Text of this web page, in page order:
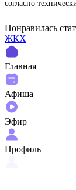
согласно
Понравилась
ЖКХ
Главная
Афиша
Эфир
Профиль